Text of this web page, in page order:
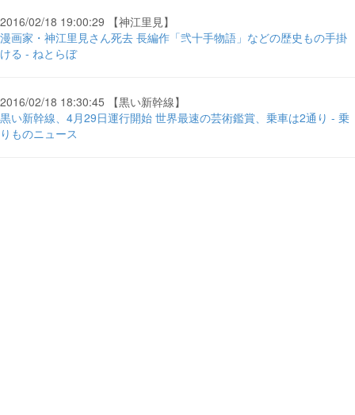
2016/02/18 19:00:29 【神江里見】
漫画家・神江里見さん死去 長編作「弐十手物語」などの歴史もの手掛
ける - ねとらぼ
2016/02/18 18:30:45 【黒い新幹線】
黒い新幹線、4月29日運行開始 世界最速の芸術鑑賞、乗車は2通り - 乗
りものニュース